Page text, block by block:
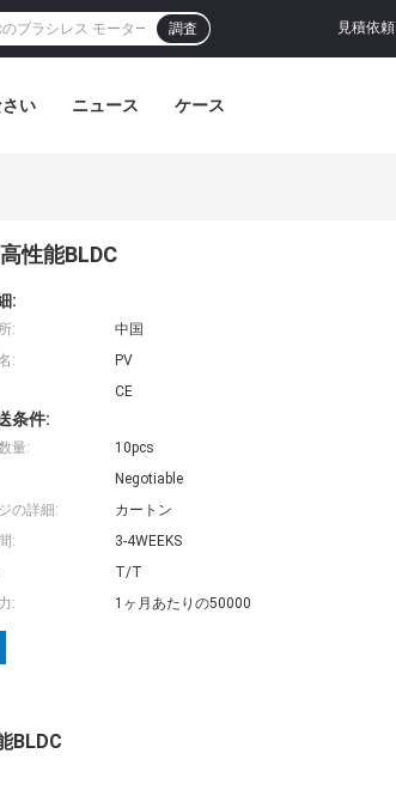
見積依頼
調査
い ニュース ケース
性能BLDC
:
:
中国
:
PV
CE
条件:
量:
10pcs
Negotiable
の詳細:
カートン
:
3-4WEEKS
T/T
:
1ヶ月あたりの50000
BLDC